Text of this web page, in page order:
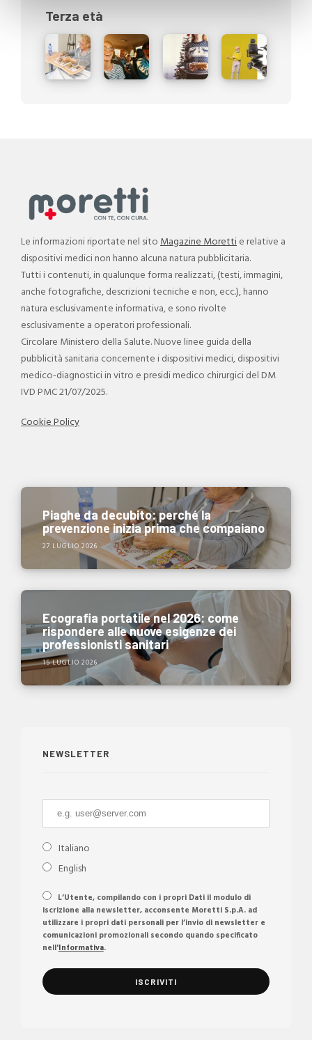
Terza età
Le informazioni riportate nel sitoMagazine Morettie relative a
dispositivi medici non hanno alcuna natura pubblicitaria.
Tutti i contenuti, in qualunque forma realizzati, (testi, immagini,
anche fotografiche, descrizioni tecniche e non, ecc.), hanno
natura esclusivamente informativa, e sono rivolte
esclusivamente a operatori professionali.
Circolare Ministero della Salute. Nuove linee guida della
pubblicità sanitaria concernente i dispositivi medici, dispositivi
medico-diagnostici in vitro e presidi medico chirurgici del DM
IVD PMC 21/07/2025.
Cookie Policy
Piaghe da decubito: perché la
prevenzione inizia prima che compaiano
27 LUGLIO 2026
Ecografia portatile nel 2026: come
rispondere alle nuove esigenze dei
professionisti sanitari
15 LUGLIO 2026
NEWSLETTER
Italiano
English
L’Utente, compilando con i propri Dati il modulo di
iscrizione alla newsletter, acconsente Moretti S.p.A. ad
utilizzare i propri dati personali per l’invio di newsletter e
comunicazioni promozionali secondo quando specificato
nell'Informativa.